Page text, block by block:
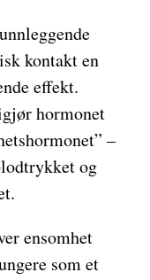
kontakt en
effekt.
hormonet
–
og
ensomhet
som et